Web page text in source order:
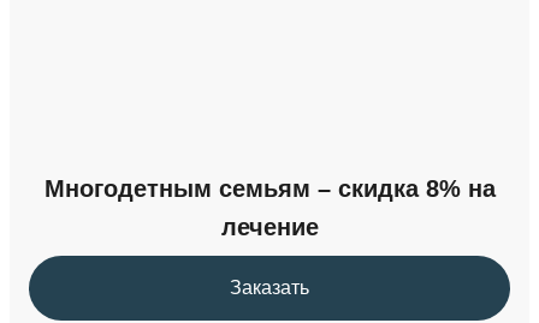
Многодетным семьям – скидка 8% на
лечение
Заказать